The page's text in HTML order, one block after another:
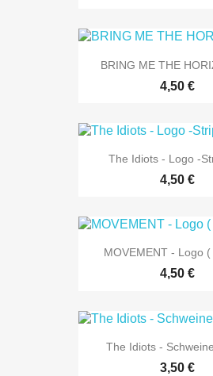
BRING ME THE
4,50 €
The Idiots - Logo -
4,50 €
MOVEMENT - Logo (
4,50 €
The Idiots -
3,50 €